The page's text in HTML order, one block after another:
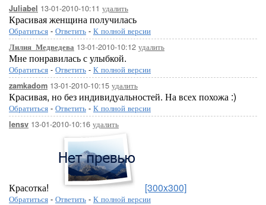
Juliabel 13-01-2010-10:11 удалить
Красивая женщина получилась
Обратиться - Ответить - К полной версии
Лилия_Медведева 13-01-2010-10:12 удалить
Мне понравилась с улыбкой.
Обратиться - Ответить - К полной версии
zamkadom 13-01-2010-10:15 удалить
Красивая, но без индивидуальностей. На всех похожа :)
Обратиться - Ответить - К полной версии
lensv 13-01-2010-10:16 удалить
Красотка! [300x300]
Обратиться - Ответить - К полной версии